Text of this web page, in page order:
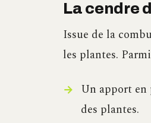
La cendre
Issue de la
les plantes.
Un apport en
des plantes.